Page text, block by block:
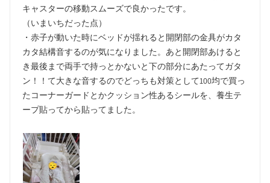
キャスターの移動スムーズで良かったです。
（いまいちだった点）
・赤子が動いた時にベッドが揺れると開閉部の金具がカタ
カタ結構音するのが気になりました。あと開閉部あけると
き最後まで両手で持っとかないと下の部分にあたってガタ
ン！！て大きな音するのでどっちも対策として100均で買っ
たコーナーガードとかクッション性あるシールを、養生テ
ープ貼ってから貼ってました。